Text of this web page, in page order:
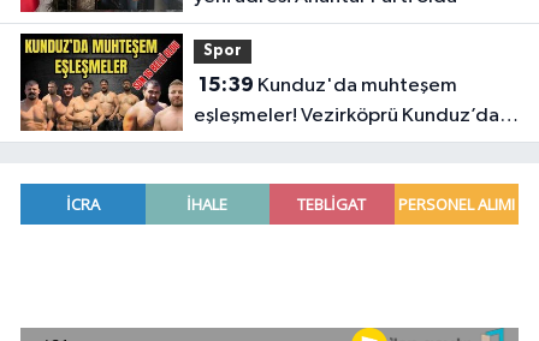
Spor
15:39
eşleşmeler! Vezirköprü Kunduz’da
nefesler tutuldu, son 16 belli oldu